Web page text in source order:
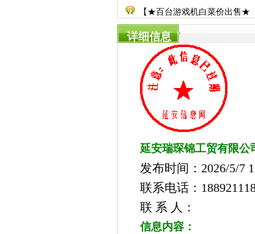
【★百台游戏机白菜价出售★
详细信息
延安瑞琛锦工贸有限公
发布时间：2026/5/7
联系电话：
联 系 人：
信息内容：